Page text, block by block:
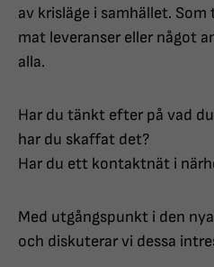
av krisläge i samhället.
mat leveranser eller något
alla.
Har du tänkt efter på vad
har du skaffat det?
Har du ett kontaktnät i
Med utgångspunkt i den
och diskuterar vi dessa